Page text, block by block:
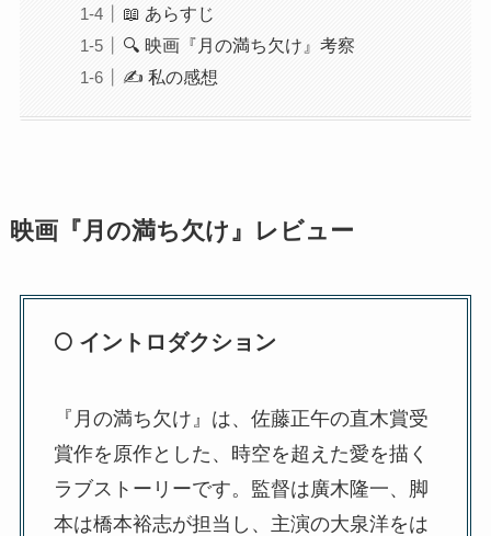
📖 あらすじ
🔍 映画『月の満ち欠け』考察
✍️ 私の感想
映画『月の満ち欠け』レビュー
🌕 イントロダクション
『月の満ち欠け』は、佐藤正午の直木賞受
賞作を原作とした、時空を超えた愛を描く
ラブストーリーです。監督は廣木隆一、脚
本は橋本裕志が担当し、主演の大泉洋をは